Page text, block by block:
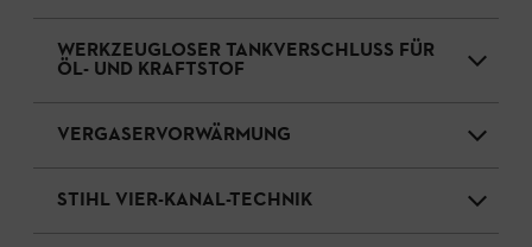
WERKZEUGLOSER TANKVERSCHLUSS FÜR
ÖL- UND KRAFTSTOF
VERGASERVORWÄRMUNG
STIHL VIER-KANAL-TECHNIK